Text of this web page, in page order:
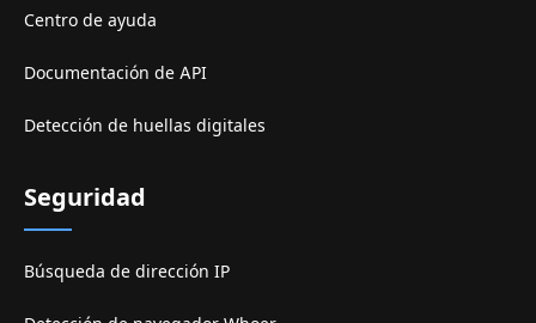
Centro de ayuda
Documentación de API
Detección de huellas digitales
Seguridad
Búsqueda de dirección IP